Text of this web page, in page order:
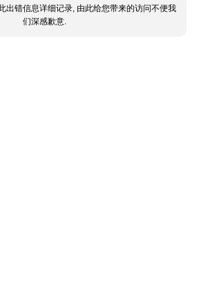
出错信息详细记录, 由此给您带来的访问不便我
们深感歉意.